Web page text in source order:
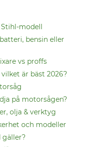
modell
bensin eller
vs proffs
är bäst 2026?
på motorsågen?
olja & verktyg
och modeller
gäller?